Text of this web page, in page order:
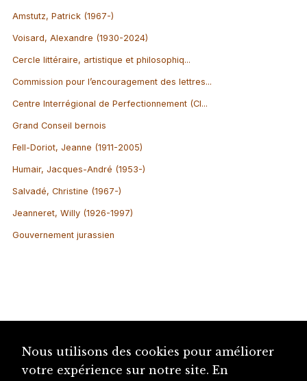
Amstutz, Patrick (1967-)
Voisard, Alexandre (1930-2024)
Cercle littéraire, artistique et philosophiq...
Commission pour l’encouragement des lettres...
Centre Interrégional de Perfectionnement (CI...
Grand Conseil bernois
Fell-Doriot, Jeanne (1911-2005)
Humair, Jacques-André (1953-)
Salvadé, Christine (1967-)
Jeanneret, Willy (1926-1997)
Gouvernement jurassien
Nous utilisons des cookies pour améliorer
votre expérience sur notre site. En